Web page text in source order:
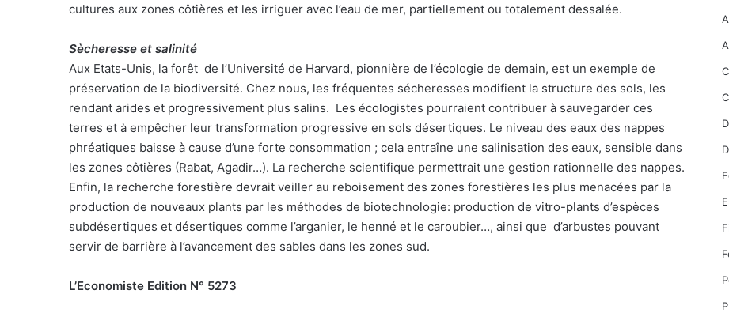
cultures aux zones côtières et les irriguer avec l’eau de mer, partiellement ou totalement dessalée.
Sècheresse et salinité
Aux Etats-Unis, la forêt de l’Université de Harvard, pionnière de l’écologie de demain, est un exemple de
préservation de la biodiversité. Chez nous, les fréquentes sécheresses modifient la structure des sols, les
rendant arides et progressivement plus salins. Les écologistes pourraient contribuer à sauvegarder ces
terres et à empêcher leur transformation progressive en sols désertiques. Le niveau des eaux des nappes
phréatiques baisse à cause d’une forte consommation ; cela entraîne une salinisation des eaux, sensible dans
les zones côtières (Rabat, Agadir…). La recherche scientifique permettrait une gestion rationnelle des nappes.
Enfin, la recherche forestière devrait veiller au reboisement des zones forestières les plus menacées par la
production de nouveaux plants par les méthodes de biotechnologie: production de vitro-plants d’espèces
subdésertiques et désertiques comme l’arganier, le henné et le caroubier…, ainsi que d’arbustes pouvant
servir de barrière à l’avancement des sables dans les zones sud.
L’Economiste Edition N° 5273